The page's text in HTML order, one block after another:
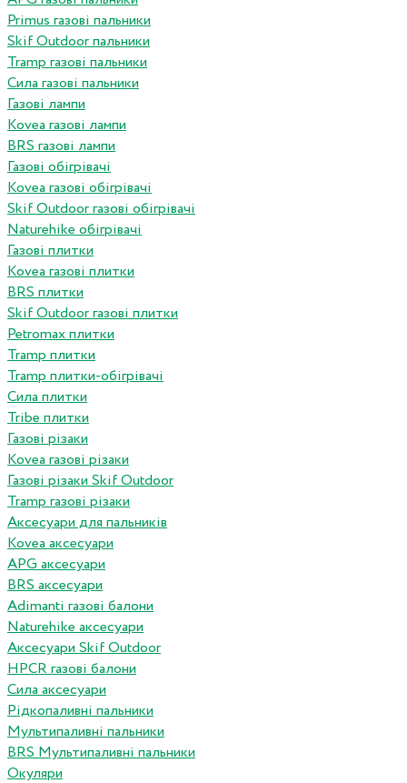
Primus газові пальники
Skif Outdoor пальники
Tramp газові пальники
Сила газові пальники
Газові лампи
Kovea газові лампи
BRS газові лампи
Газові обігрівачі
Kovea газові обігрівачі
Skif Outdoor газові обігрівачі
Naturehike обігрівачі
Газові плитки
Kovea газові плитки
BRS плитки
Skif Outdoor газові плитки
Petromax плитки
Tramp плитки
Tramp плитки-обігрівачі
Сила плитки
Tribe плитки
Газові різаки
Kovea газові різаки
Газові різаки Skif Outdoor
Tramp газові різаки
Аксесуари для пальників
Kovea аксесуари
APG аксесуари
BRS аксесуари
Adimanti газові балони
Naturehike аксесуари
Аксесуари Skif Outdoor
HPCR газові балони
Сила аксесуари
Рідкопаливні пальники
Мультипаливні пальники
BRS Мультипаливні пальники
Окуляри